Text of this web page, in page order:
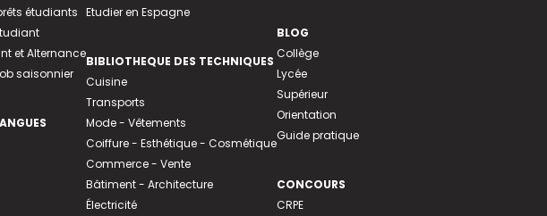
étudiants
et Alternance
saisonnier
Etudier en Espagne
BIBLIOTHEQUE DES TECHNIQUES
Cuisine
Transports
Mode - Vêtements
Coiffure - Esthétique - Cosmétique
Commerce - Vente
Bâtiment - Architecture
Électricité
BLOG
Collège
Lycée
Supérieur
Orientation
Guide pratique
CONCOURS
CRPE